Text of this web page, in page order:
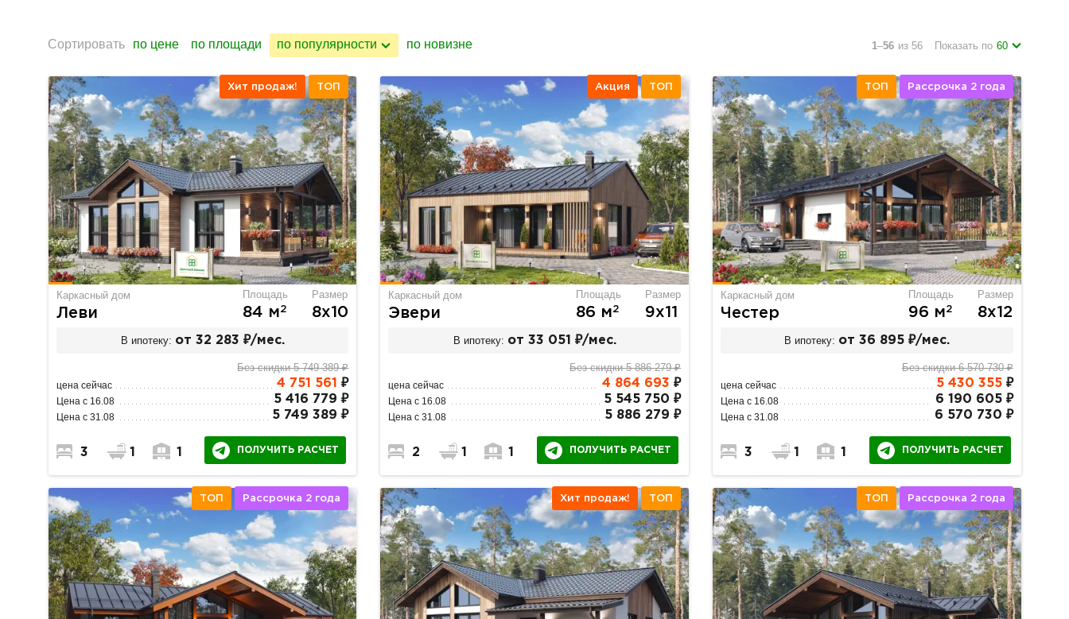
Сортировать по цене по площади по популярности по новизне 1–56 из 56 Показать по 60
Хит продаж! ТОП
Каркасный дом
Леви
Площадь
84 м2
Размер
8х10
В ипотеку: от 32 283 ₽/мес.
Без скидки 5 749 389 ₽
цена сейчас 4 751 561 ₽
Цена с 16.08 5 416 779 ₽
Цена с 31.08 5 749 389 ₽
3 1 1 ПОЛУЧИТЬ РАСЧЕТ
Акция ТОП
Каркасный дом
Эвери
Площадь
86 м2
Размер
9х11
В ипотеку: от 33 051 ₽/мес.
Без скидки 5 886 279 ₽
цена сейчас 4 864 693 ₽
Цена с 16.08 5 545 750 ₽
Цена с 31.08 5 886 279 ₽
2 1 1 ПОЛУЧИТЬ РАСЧЕТ
ТОП Рассрочка 2 года
Каркасный дом
Честер
Площадь
96 м2
Размер
8х12
В ипотеку: от 36 895 ₽/мес.
Без скидки 6 570 730 ₽
цена сейчас 5 430 355₽
Цена с 16.08 6 190 605 ₽
Цена с 31.08 6 570 730 ₽
3 1 1 ПОЛУЧИТЬ РАСЧЕТ
ТОП Рассрочка 2 года Хит продаж! ТОП ТОП Рассрочка 2 года